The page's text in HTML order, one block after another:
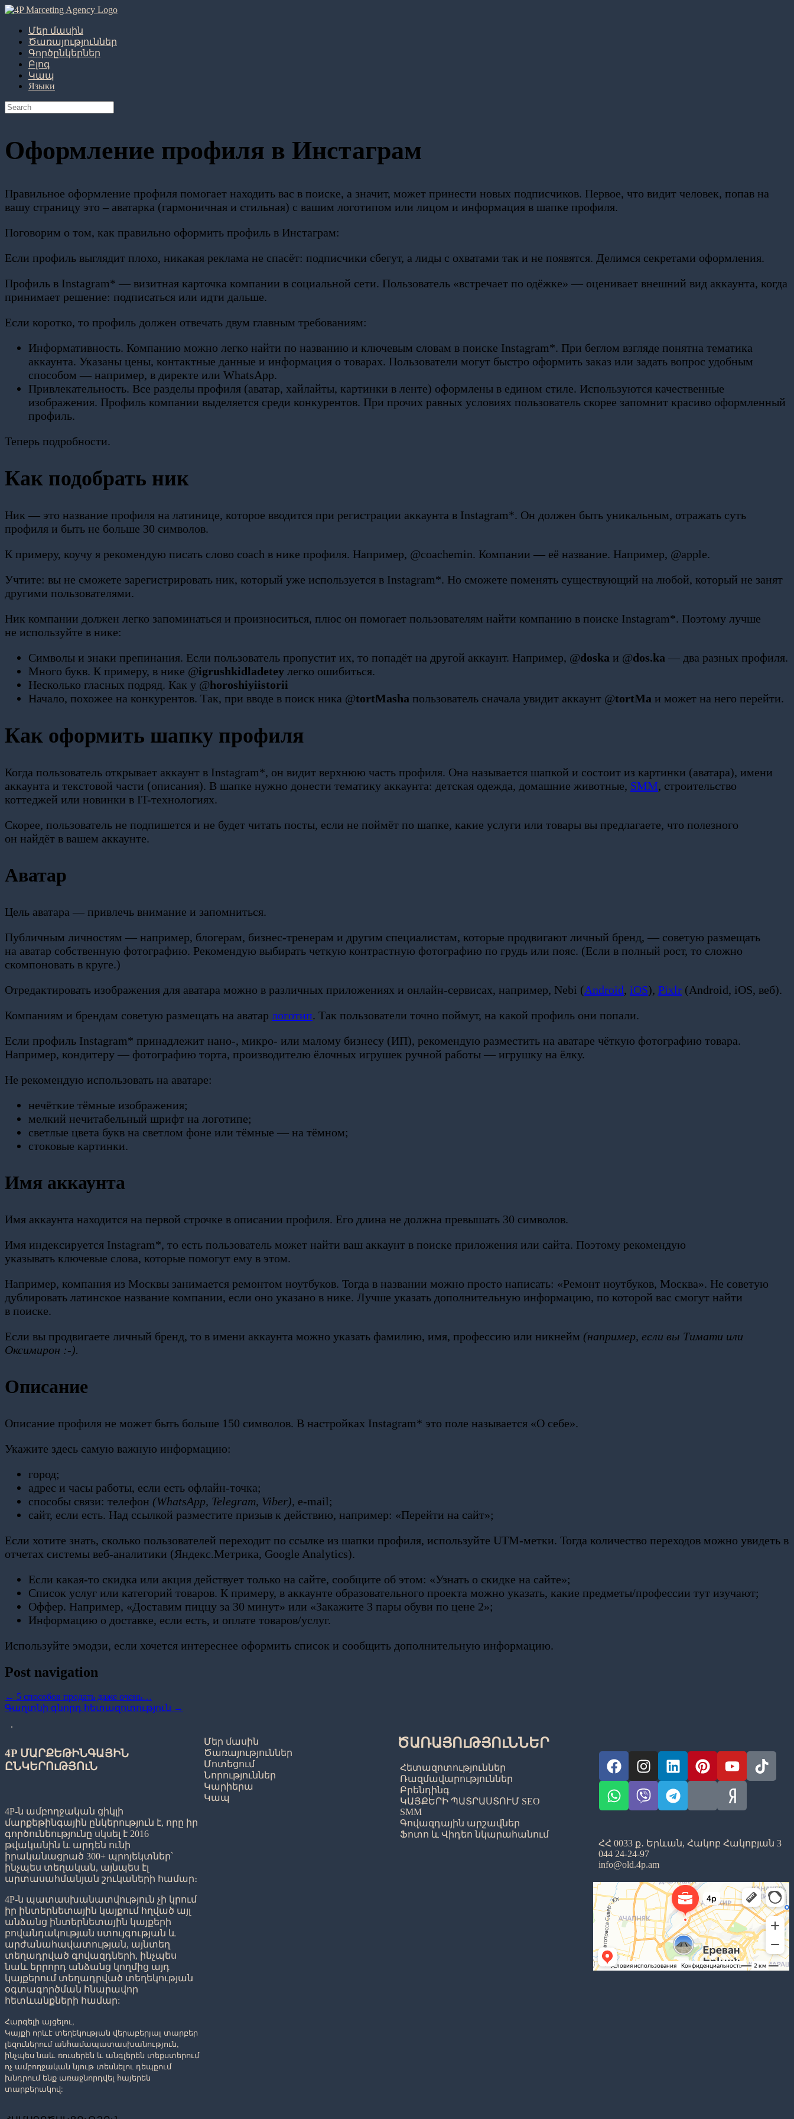
Մեր մասին
Ծառայություններ
Գործընկերներ
Բլոգ
Կապ
Языки
Оформление профиля в Инстаграм
Правильное оформление профиля помогает находить вас в поиске, а значит, может принести новых подписчиков. Первое, что видит человек, попав на
вашу страницу это – аватарка (гармоничная и стильная) с вашим логотипом или лицом и информация в шапке профиля.
Поговорим о том, как правильно оформить профиль в Инстаграм:
Если профиль выглядит плохо, никакая реклама не спасёт: подписчики сбегут, а лиды с охватами так и не появятся. Делимся секретами оформления.
Профиль в Instagram* — визитная карточка компании в социальной сети. Пользователь «встречает по одёжке» — оценивает внешний вид аккаунта, когда
принимает решение: подписаться или идти дальше.
Если коротко, то профиль должен отвечать двум главным требованиям:
Информативность. Компанию можно легко найти по названию и ключевым словам в поиске Instagram*. При беглом взгляде понятна тематика
аккаунта. Указаны цены, контактные данные и информация о товарах. Пользователи могут быстро оформить заказ или задать вопрос удобным
способом — например, в директе или WhatsApp.
Привлекательность. Все разделы профиля (аватар, хайлайты, картинки в ленте) оформлены в едином стиле. Используются качественные
изображения. Профиль компании выделяется среди конкурентов. При прочих равных условиях пользователь скорее запомнит красиво оформленный
профиль.
Теперь подробности.
Как подобрать ник
Ник — это название профиля на латинице, которое вводится при регистрации аккаунта в Instagram*. Он должен быть уникальным, отражать суть
профиля и быть не больше 30 символов.
К примеру, коучу я рекомендую писать слово coach в нике профиля. Например, @coachemin. Компании — её название. Например, @apple.
Учтите: вы не сможете зарегистрировать ник, который уже используется в Instagram*. Но сможете поменять существующий на любой, который не занят
другими пользователями.
Ник компании должен легко запоминаться и произноситься, плюс он помогает пользователям найти компанию в поиске Instagram*. Поэтому лучше
не используйте в нике:
Символы и знаки препинания. Если пользователь пропустит их, то попадёт на другой аккаунт. Например, @doska и @dos.ka — два разных профиля.
Много букв. К примеру, в нике @igrushkidladetey легко ошибиться.
Несколько гласных подряд. Как у @horoshiyiistorii
Начало, похожее на конкурентов. Так, при вводе в поиск ника @tortMasha пользователь сначала увидит аккаунт @tortMa и может на него перейти.
Как оформить шапку профиля
Когда пользователь открывает аккаунт в Instagram*, он видит верхнюю часть профиля. Она называется шапкой и состоит из картинки (аватара), имени
аккаунта и текстовой части (описания). В шапке нужно донести тематику аккаунта: детская одежда, домашние животные, SMM, строительство
коттеджей или новинки в IT-технологиях.
Скорее, пользователь не подпишется и не будет читать посты, если не поймёт по шапке, какие услуги или товары вы предлагаете, что полезного
он найдёт в вашем аккаунте.
Аватар
Цель аватара — привлечь внимание и запомниться.
Публичным личностям — например, блогерам, бизнес-тренерам и другим специалистам, которые продвигают личный бренд, — советую размещать
на аватар собственную фотографию. Рекомендую выбирать четкую контрастную фотографию по грудь или пояс. (Если в полный рост, то сложно
скомпоновать в круге.)
Отредактировать изображения для аватара можно в различных приложениях и онлайн-сервисах, например, Nebi (Android, iOS), Pixlr (Android, iOS, веб).
Компаниям и брендам советую размещать на аватар логотип. Так пользователи точно поймут, на какой профиль они попали.
Если профиль Instagram* принадлежит нано-, микро- или малому бизнесу (ИП), рекомендую разместить на аватаре чёткую фотографию товара.
Например, кондитеру — фотографию торта, производителю ёлочных игрушек ручной работы — игрушку на ёлку.
Не рекомендую использовать на аватаре:
нечёткие тёмные изображения;
мелкий нечитабельный шрифт на логотипе;
светлые цвета букв на светлом фоне или тёмные — на тёмном;
стоковые картинки.
Имя аккаунта
Имя аккаунта находится на первой строчке в описании профиля. Его длина не должна превышать 30 символов.
Имя индексируется Instagram*, то есть пользователь может найти ваш аккаунт в поиске приложения или сайта. Поэтому рекомендую
указывать ключевые слова, которые помогут ему в этом.
Например, компания из Москвы занимается ремонтом ноутбуков. Тогда в названии можно просто написать: «Ремонт ноутбуков, Москва». Не советую
дублировать латинское название компании, если оно указано в нике. Лучше указать дополнительную информацию, по которой вас смогут найти
в поиске.
Если вы продвигаете личный бренд, то в имени аккаунта можно указать фамилию, имя, профессию или никнейм (например, если вы Тимати или
Оксимирон :-).
Описание
Описание профиля не может быть больше 150 символов. В настройках Instagram* это поле называется «О себе».
Укажите здесь самую важную информацию:
город;
адрес и часы работы, если есть офлайн-точка;
способы связи: телефон (WhatsApp, Telegram, Viber), e-mail;
сайт, если есть. Над ссылкой разместите призыв к действию, например: «Перейти на сайт»;
Если хотите знать, сколько пользователей переходит по ссылке из шапки профиля, используйте UTM-метки. Тогда количество переходов можно увидеть в
отчетах системы веб-аналитики (Яндекс.Метрика, Google Analytics).
Если какая-то скидка или акция действует только на сайте, сообщите об этом: «Узнать о скидке на сайте»;
Список услуг или категорий товаров. К примеру, в аккаунте образовательного проекта можно указать, какие предметы/профессии тут изучают;
Оффер. Например, «Доставим пиццу за 30 минут» или «Закажите 3 пары обуви по цене 2»;
Информацию о доставке, если есть, и оплате товаров/услуг.
Используйте эмодзи, если хочется интереснее оформить список и сообщить дополнительную информацию.
Post navigation
← 5 способов продать даже очень…
Գաղտնի գնորդ հետազոտություն →
.
4P ՄԱՐՔԵԹԻՆԳԱՅԻՆ
ԸՆԿԵՐՈւԹՅՈւՆ
4P-ն ամբողջական ցիկլի
մարքեթինգային ընկերություն է, որը իր
գործունեությունը սկսել է 2016
թվականին և արդեն ունի
իրականացրած 300+ պրոյեկտներ՝
ինչպես տեղական, այնպես էլ
արտասահմանյան շուկաների համար։
4P-ն պատասխանատվություն չի կրում
իր ինտերնետային կայքում հղված այլ
անձանց ինտերնետային կայքերի
բովանդակության ստույգության և
արժանահավատության, այնտեղ
տեղադրված գովազդների, ինչպես
նաև երրորդ անձանց կողմից այդ
կայքերում տեղադրված տեղեկության
օգտագործման հնարավոր
հետևանքների համար:
Հարգելի այցելու,
Կայքի որևէ տեղեկության վերաբերյալ տարբեր
լեզուներում անհամապատասխանություն,
ինչպես նաև ռուսերեն և անգլերեն տեքստերում
ոչ ամբողջական նյութ տեսնելու դեպքում
խնդրում ենք առաջնորդվել հայերեն
տարբերակով:
Մեր մասին
Ծառայություններ
Մոտեցում
Նորություններ
Կարիերա
Կապ
ԾԱՌԱՅՈւԹՅՈւՆՆԵՐ
Հետազոտություններ
Ռազմավարություններ
Բրենդինգ
ԿԱՅՔԵՐԻ ՊԱՏՐԱՍՏՈՒՄ SEO​
SMM​
Գովազդային արշավներ
Ֆոտո և Վիդեո նկարահանում
ՀՀ 0033 ք․ Երևան, Հակոբ Հակոբյան 3
044 24-24-97
info@old.4p.am